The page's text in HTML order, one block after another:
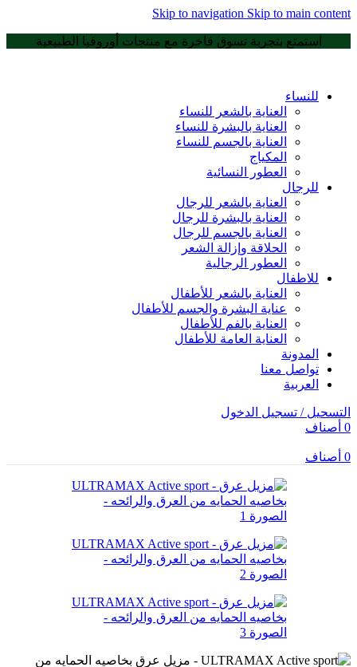
Skip to navigation Skip to main content
استمتع بتجربة تسوق فاخرة مع منتجات أوروفيا الطبيعية
للنساء
العناية بالشعر للنساء
العناية بالبشرة للنساء
العناية بالجسم للنساء
المكياج
العطور النسائية
للرجال
العناية بالشعر للرجال
العناية بالبشرة للرجال
العناية بالجسم للرجال
الحلاقة وإزالة الشعر
العطور الرجالية
للاطفال
العناية بالشعر للأطفال
عناية البشرة والجسم للأطفال
العناية بالفم للأطفال
العناية العامة للأطفال
المدونة
تواصل معنا
العربية
التسحيل / تسجيل الدخول
0 أصناف
0 أصناف